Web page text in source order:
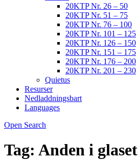
20KTP Nr. 26 – 50
20KTP Nr. 51 – 75
20KTP Nr. 76 – 100
20KTP Nr. 101 – 125
20KTP Nr. 126 – 150
20KTP Nr. 151 – 175
20KTP Nr. 176 – 200
20KTP Nr. 201 – 230
Quietus
Resurser
Nedladdningsbart
Languages
Open Search
Tag: Anden i glaset